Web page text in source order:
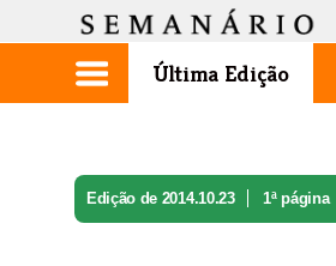
Última Edição
Edição de 2014.10.23 1ª página